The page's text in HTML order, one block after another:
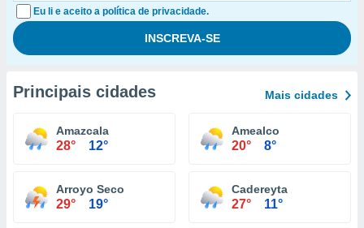
Eu li e aceito a política de privacidade.
Principais cidades Mais cidades
Amazcala
28° 12°
Amealco
20° 8°
Arroyo Seco
29° 19°
Cadereyta
27° 11°